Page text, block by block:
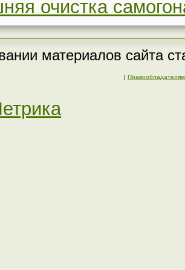
очистка
материалов сайта
| Правообладателям